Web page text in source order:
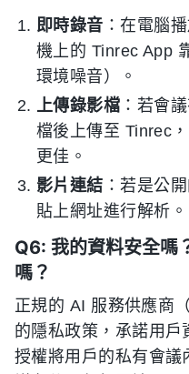
即時錄音 ：在電腦
機上的 Tinrec App
環境噪音）。
上傳錄影檔 ：若會
檔後上傳至 Tinrec
更佳。
影片連結 ：若是公
貼上網址進行解析。
Q6: 我的資料安全嗎
嗎？
正規的 AI 服務供應商
的隱私政策，承諾用戶
授權將用戶的私有會議